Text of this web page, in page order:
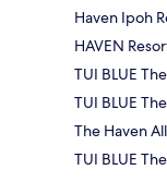
Haven Ipoh
HAVEN
TUI BLUE
TUI BLUE
The Haven
TUI BLUE